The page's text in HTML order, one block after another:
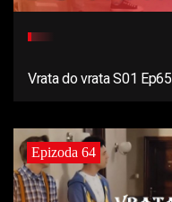
Vrata do vrata S01 Ep65
Epizoda 64